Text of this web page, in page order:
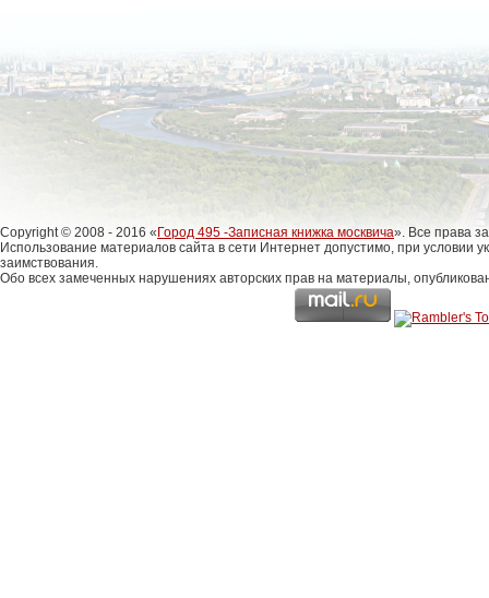
Copyright © 2008 - 2016 « Город 495 -Записная книжка москвича». Все права
Использование материалов сайта в сети Интернет допустимо, при условии
заимствования.
Обо всех замеченных нарушениях авторских прав на материалы,